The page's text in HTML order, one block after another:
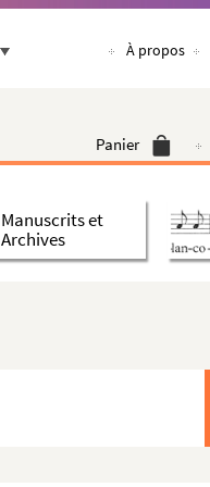
À propos
Panier
Manuscrits et
Archives